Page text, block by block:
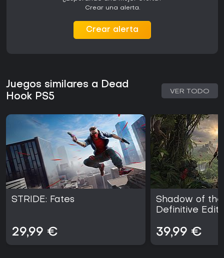
Crear una alerta.
Crear alerta
Juegos similares a Dead
Hook PS5
VER TODO
STRIDE: Fates
29,99 €
Shadow of
Definitive
39,99 €